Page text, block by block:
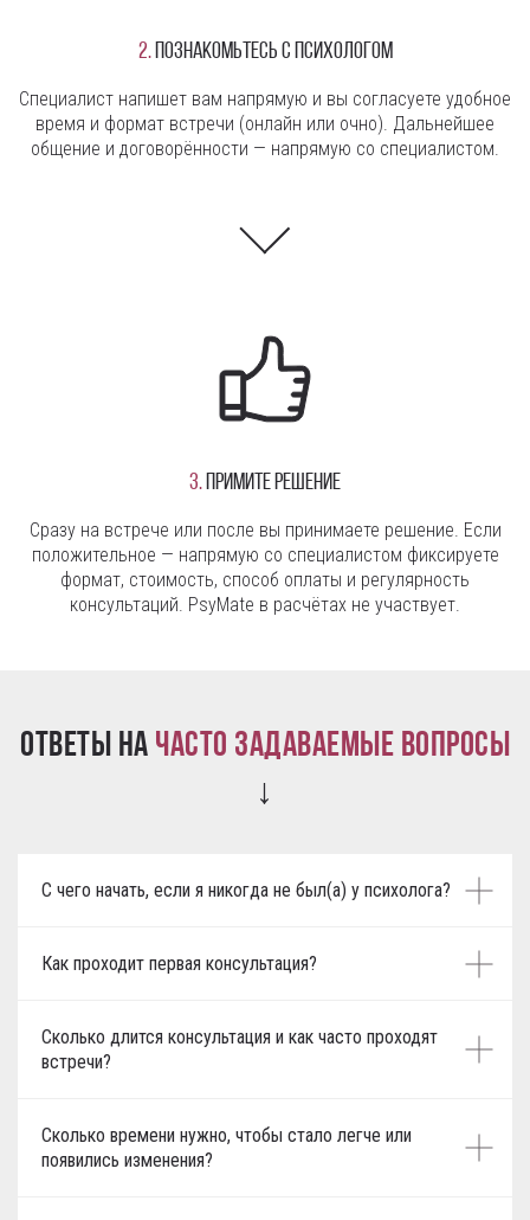
2.Познакомьтесь с психологом
Специалист напишет вам напрямую и вы согласуете удобное
время и формат встречи (онлайн или очно). Дальнейшее
общение и договорённости — напрямую со специалистом.
3.Примите решение
Сразу на встрече или после вы принимаете решение. Если
положительное — напрямую со специалистом фиксируете
формат, стоимость, способ оплаты и регулярность
консультаций. PsyMate в расчётах не участвует.
Ответы на часто задаваемые вопросы
↓
С чего начать, если я никогда не был(а) у психолога?
Как проходит первая консультация?
Сколько длится консультация и как часто проходят
встречи?
Сколько времени нужно, чтобы стало легче или
появились изменения?